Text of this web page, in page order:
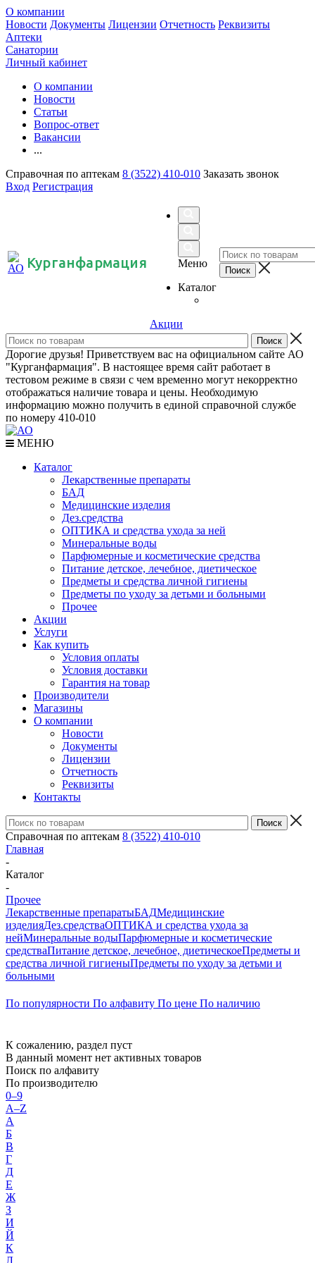
О компании
Новости Документы Лицензии Отчетность Реквизиты
Аптеки
Санатории
Личный кабинет
О компании
Новости
Статьи
Вопрос-ответ
Вакансии
...
Справочная по аптекам 8 (3522) 410-010 Заказать звонок
Вход Регистрация
Курганфармация
Меню
Каталог
Акции
Дорогие друзья! Приветствуем вас на официальном сайте АО
"Курганфармация". В настоящее время сайт работает в
тестовом режиме в связи с чем временно могут некорректно
отображаться наличие товара и цены. Необходимую
информацию можно получить в единой справочной службе
по номеру 410-010
МЕНЮ
Каталог
Лекарственные препараты
БАД
Медицинские изделия
Дез.средства
ОПТИКА и средства ухода за ней
Минеральные воды
Парфюмерные и косметические средства
Питание детское, лечебное, диетическое
Предметы и средства личной гигиены
Предметы по уходу за детьми и больными
Прочее
Акции
Услуги
Как купить
Условия оплаты
Условия доставки
Гарантия на товар
Производители
Магазины
О компании
Новости
Документы
Лицензии
Отчетность
Реквизиты
Контакты
Справочная по аптекам 8 (3522) 410-010
Главная
-
Каталог
-
Прочее
Лекарственные препаратыБАДМедицинские
изделияДез.средстваОПТИКА и средства ухода за
нейМинеральные водыПарфюмерные и косметические
средстваПитание детское, лечебное, диетическоеПредметы и
средства личной гигиеныПредметы по уходу за детьми и
больными
По популярности По алфавиту По цене По наличию
К сожалению, раздел пуст
В данный момент нет активных товаров
Поиск по алфавиту
По производителю
0–9
A–Z
А
Б
В
Г
Д
Е
Ж
З
И
Й
К